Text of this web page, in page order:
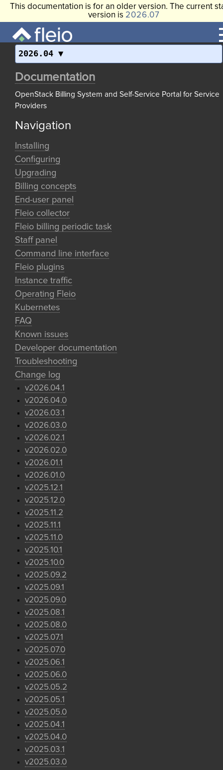
This documentation is for an older version. The current
version is 2026.07
2026.04
Documentation
OpenStack Billing System and Self-Service Portal for Service
Providers
Navigation
Installing
Configuring
Upgrading
Billing concepts
End-user panel
Fleio collector
Fleio billing periodic task
Staff panel
Command line interface
Fleio plugins
Instance traffic
Operating Fleio
Kubernetes
FAQ
Known issues
Developer documentation
Troubleshooting
Change log
v2026.04.1
v2026.04.0
v2026.03.1
v2026.03.0
v2026.02.1
v2026.02.0
v2026.01.1
v2026.01.0
v2025.12.1
v2025.12.0
v2025.11.2
v2025.11.1
v2025.11.0
v2025.10.1
v2025.10.0
v2025.09.2
v2025.09.1
v2025.09.0
v2025.08.1
v2025.08.0
v2025.07.1
v2025.07.0
v2025.06.1
v2025.06.0
v2025.05.2
v2025.05.1
v2025.05.0
v2025.04.1
v2025.04.0
v2025.03.1
v2025.03.0